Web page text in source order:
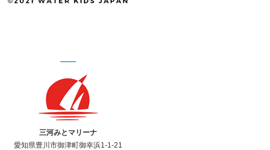
三河みとマリーナ
愛知県豊川市御津町御幸浜1-1-21